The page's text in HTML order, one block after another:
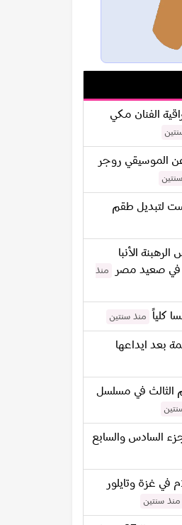
الفنان مكي
الموسيقي روجر
لتبديل طقم
الأنبا
في صعيد مصر
منذ
كلياً منذ سنتين
بعد ايداعها
الثالث في مسلسل
السادس والسابع
في غزة وتايلور
منذ سنتين